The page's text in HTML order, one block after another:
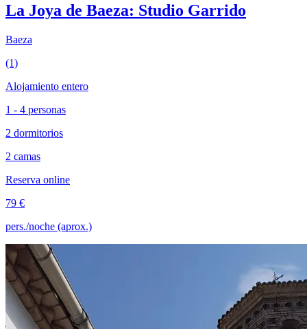
La Joya de Baeza: Studio Garrido
Baeza
(1)
Alojamiento entero
1 - 4 personas
2 dormitorios
2 camas
Reserva online
79 €
pers./noche (aprox.)